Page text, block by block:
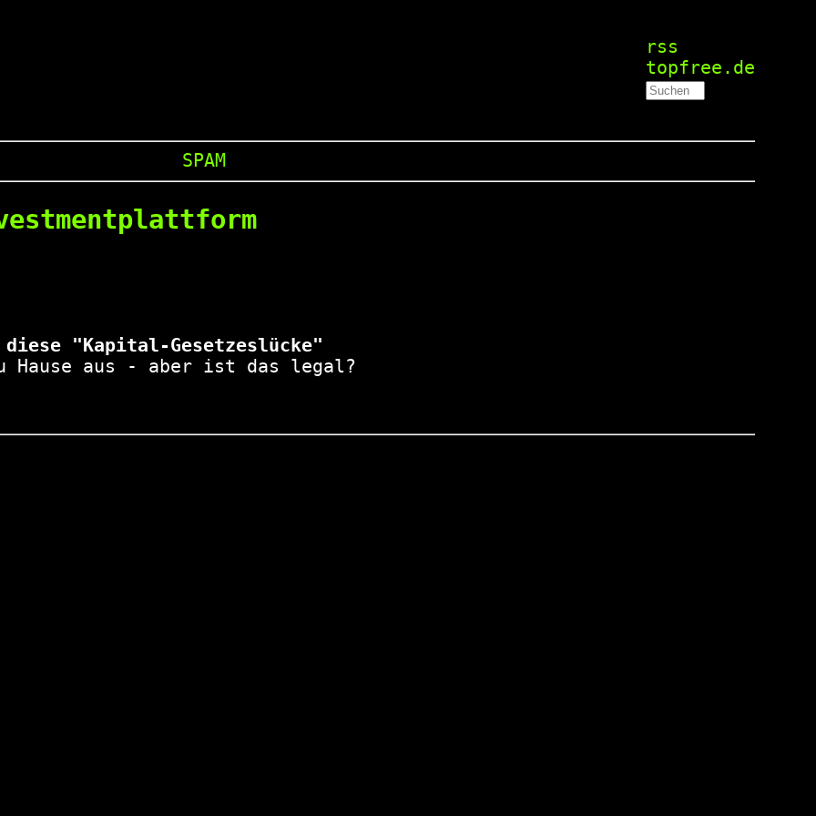
rss
topfree.de
SPAM
diese "Kapital-Gesetzeslücke"
Hause aus - aber ist das legal?